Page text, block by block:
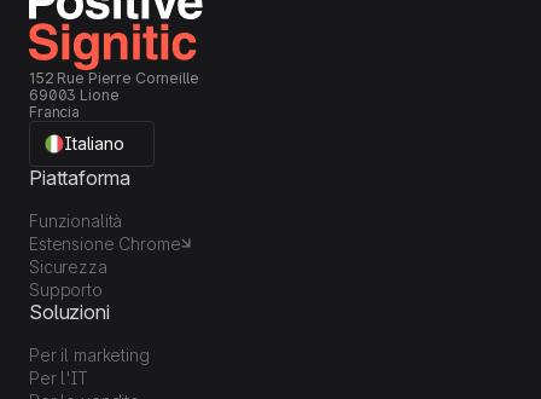
152 Rue Pierre Corneille
69003 Lione
Francia
Italiano
Piattaforma
Funzionalità
Estensione Chrome
Sicurezza
Supporto
Soluzioni
Per il marketing
Per l'IT